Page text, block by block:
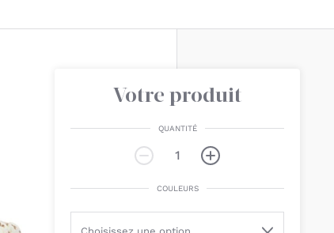
Votre produit
QUANTITÉ
COULEURS